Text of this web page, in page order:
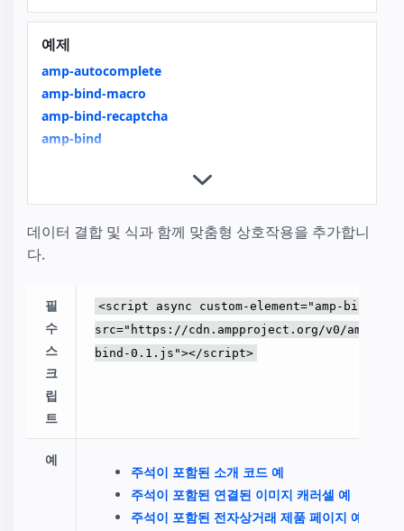
예제
amp-autocomplete
amp-bind-macro
amp-bind-recaptcha
amp-bind
amp-iframe
amp-img
amp-selector
AMP for E-Commerce Getting Started
Product Browse Page
Product Page
Client-side filtering
Currency Conversion
Dynamic Accordion
Dynamic Content After User-Interaction
Linked Dropdowns
데이터 결합 및 식과 함께 맞춤형 상호작용을 추가합니
다.
필
수
스
크
립
트
<script async custom-element="amp-bind"
src="https://cdn.ampproject.org/v0/amp-
bind-0.1.js"></script>
예
주석이 포함된 소개 코드 예
주석이 포함된 연결된 이미지 캐러셀 예
주석이 포함된 전자상거래 제품 페이지 예